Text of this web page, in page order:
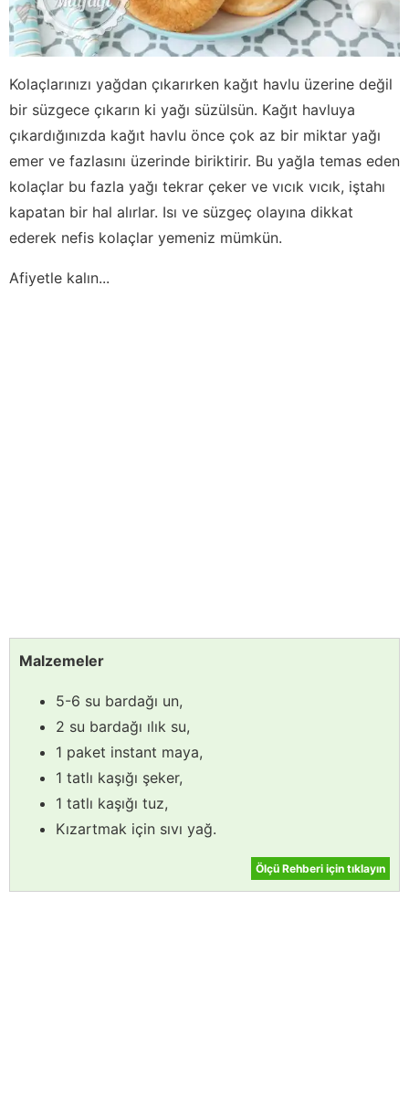
Kolaçlarınızı yağdan çıkarırken kağıt havlu üzerine değil
bir süzgece çıkarın ki yağı süzülsün. Kağıt havluya
çıkardığınızda kağıt havlu önce çok az bir miktar yağı
emer ve fazlasını üzerinde biriktirir. Bu yağla temas eden
kolaçlar bu fazla yağı tekrar çeker ve vıcık vıcık, iştahı
kapatan bir hal alırlar. Isı ve süzgeç olayına dikkat
ederek nefis kolaçlar yemeniz mümkün.
Afiyetle kalın...
Malzemeler
5-6 su bardağı un,
2 su bardağı ılık su,
1 paket instant maya,
1 tatlı kaşığı şeker,
1 tatlı kaşığı tuz,
Kızartmak için sıvı yağ.
Ölçü Rehberi için tıklayın